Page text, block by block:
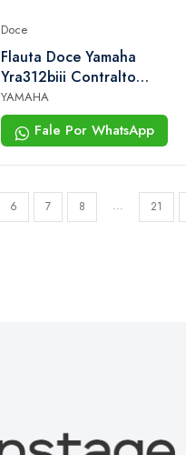
Doce
Flauta Doce Yamaha
Yra312biii Contralto
Barroca
YAMAHA
Fale Por WhatsApp
6 7 8 ... 21